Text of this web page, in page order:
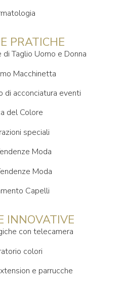
PRATICHE
Taglio Uomo e Donna
Macchinetta
di acconciatura eventi
del Colore
speciali
Moda
Moda
Capelli
INNOVATIVE
con telecamera
colori
e parrucche